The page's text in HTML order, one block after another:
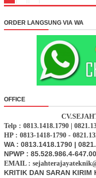
ORDER LANGSUNG VIA WA
OFFICE
Telp : 0813.1418.1790 |
HP : 0813-1418-1790 -
WA : 0813.1418.1790 |
NPWP : 85.528.986.4-
EMAIL :
KRITIK DAN SARAN KIRIM